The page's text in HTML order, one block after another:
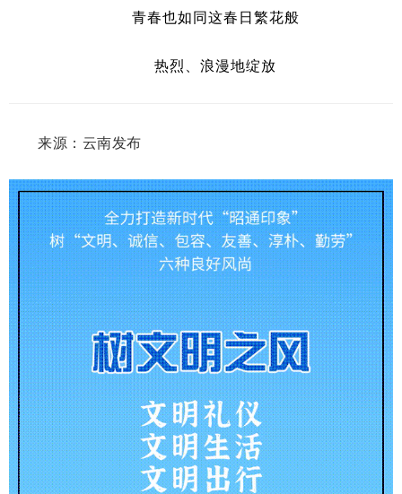
青春也如同这春日繁花般
热烈、浪漫地绽放
来源：云南发布